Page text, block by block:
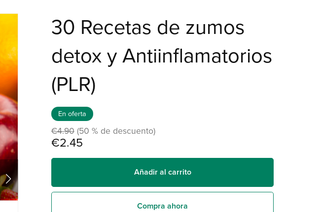
30 Recetas de zumos
detox y Antiinflamatorios
(PLR)
En oferta
€4.90 (50 % de descuento)
€2.45
Añadir al carrito
Compra ahora